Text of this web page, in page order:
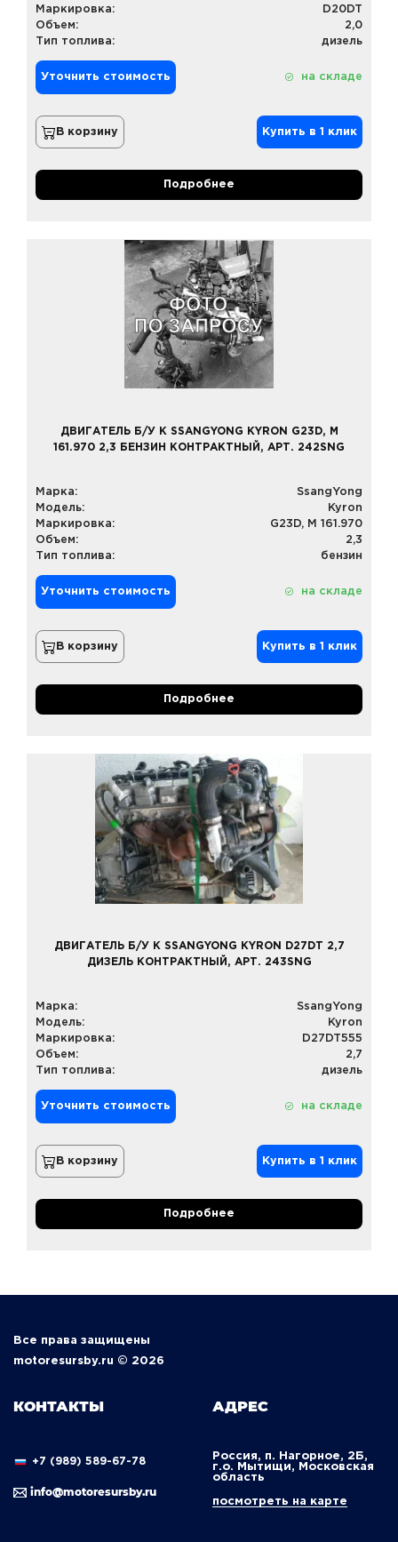
Маркировка:
D20DT
Объем:
2,0
Тип топлива:
дизель
Уточнить стоимость на складе
В корзину Купить в 1 клик
Подробнее
ДВИГАТЕЛЬ Б/У К SSANGYONG KYRON G23D, M
161.970 2,3 БЕНЗИН КОНТРАКТНЫЙ, АРТ. 242SNG
Марка:
SsangYong
Модель:
Kyron
Маркировка:
G23D, M 161.970
Объем:
2,3
Тип топлива:
бензин
Уточнить стоимость на складе
В корзину Купить в 1 клик
Подробнее
ДВИГАТЕЛЬ Б/У К SSANGYONG KYRON D27DT 2,7
ДИЗЕЛЬ КОНТРАКТНЫЙ, АРТ. 243SNG
Марка:
SsangYong
Модель:
Kyron
Маркировка:
D27DT555
Объем:
2,7
Тип топлива:
дизель
Уточнить стоимость на складе
В корзину Купить в 1 клик
Подробнее
Все права защищены
motoresursby.ru © 2026
КОНТАКТЫ
+7 (989) 589-67-78
info@motoresursby.ru
АДРЕС
Россия, п. Нагорное, 2Б,
г.о. Мытищи, Московская
область
посмотреть на карте